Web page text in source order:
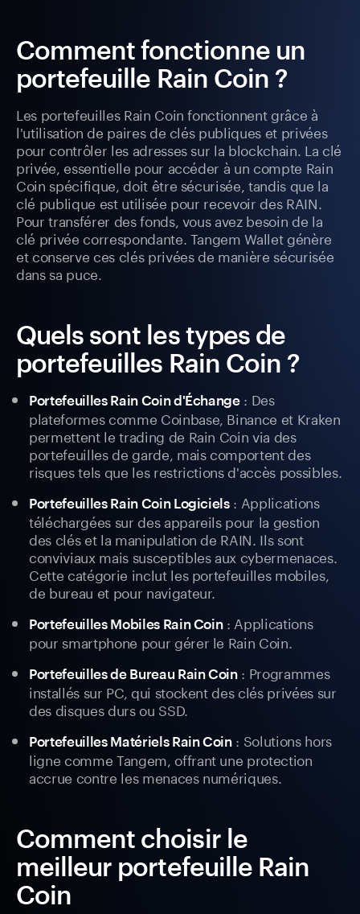
Comment fonctionne un
portefeuille Rain Coin ?
Les portefeuilles Rain Coin fonctionnent grâce à
l'utilisation de paires de clés publiques et privées
pour contrôler les adresses sur la blockchain. La clé
privée, essentielle pour accéder à un compte Rain
Coin spécifique, doit être sécurisée, tandis que la
clé publique est utilisée pour recevoir des RAIN.
Pour transférer des fonds, vous avez besoin de la
clé privée correspondante. Tangem Wallet génère
et conserve ces clés privées de manière sécurisée
dans sa puce.
Quels sont les types de
portefeuilles Rain Coin ?
Portefeuilles Rain Coin d'Échange: Des
plateformes comme Coinbase, Binance et Kraken
permettent le trading de Rain Coin via des
portefeuilles de garde, mais comportent des
risques tels que les restrictions d'accès possibles.
Portefeuilles Rain Coin Logiciels: Applications
téléchargées sur des appareils pour la gestion
des clés et la manipulation de RAIN. Ils sont
conviviaux mais susceptibles aux cybermenaces.
Cette catégorie inclut les portefeuilles mobiles,
de bureau et pour navigateur.
Portefeuilles Mobiles Rain Coin: Applications
pour smartphone pour gérer le Rain Coin.
Portefeuilles de Bureau Rain Coin: Programmes
installés sur PC, qui stockent des clés privées sur
des disques durs ou SSD.
Portefeuilles Matériels Rain Coin: Solutions hors
ligne comme Tangem, offrant une protection
accrue contre les menaces numériques.
Comment choisir le
meilleur portefeuille Rain
Coin